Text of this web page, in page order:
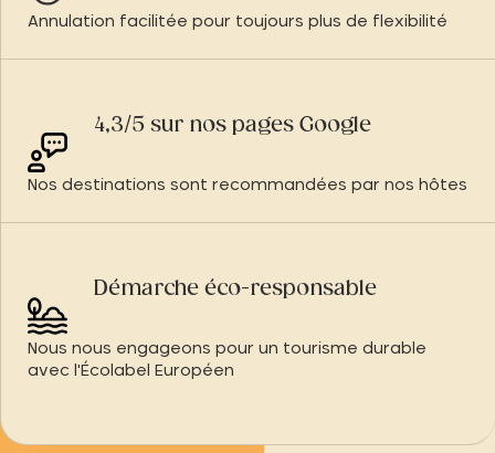
Annulation facilitée pour toujours plus de flexibilité
4,3/5 sur nos pages Google
Nos destinations sont recommandées par nos hôtes
Démarche éco-responsable
Nous nous engageons pour un tourisme durable
avec l'Écolabel Européen